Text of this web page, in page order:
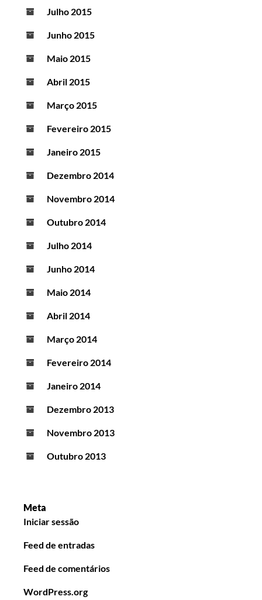
Julho 2015
Junho 2015
Maio 2015
Abril 2015
Março 2015
Fevereiro 2015
Janeiro 2015
Dezembro 2014
Novembro 2014
Outubro 2014
Julho 2014
Junho 2014
Maio 2014
Abril 2014
Março 2014
Fevereiro 2014
Janeiro 2014
Dezembro 2013
Novembro 2013
Outubro 2013
Meta
Iniciar sessão
Feed de entradas
Feed de comentários
WordPress.org